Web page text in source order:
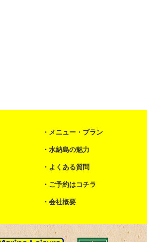
メニュー・プラン
水納島の魅力
よくある質問
ご予約はコチラ
会社概要